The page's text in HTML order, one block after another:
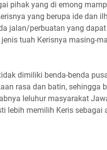
pihak yang di emong
yang berupa ide dan
jalan/perbuatan yang
tuah Kerisnya masing-
dimiliki benda-benda
rasa dan batin, sehingga
leluhur masyarakat
lebih memilih Keris